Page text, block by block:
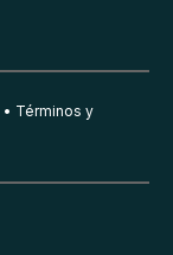
Términos y